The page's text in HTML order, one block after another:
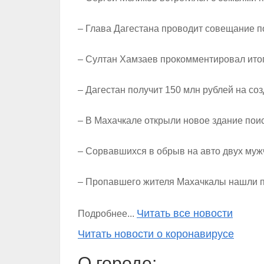
– Глава Дагестана проводит совещание
– Султан Хамзаев прокомментировал
– Дагестан получит 150 млн рублей на
– В Махачкале открыли новое здание
– Сорвавшихся в обрыв на авто двух
– Пропавшего жителя Махачкалы нашли
Подробнее... Читать все новости
Читать новости о коронавирусе